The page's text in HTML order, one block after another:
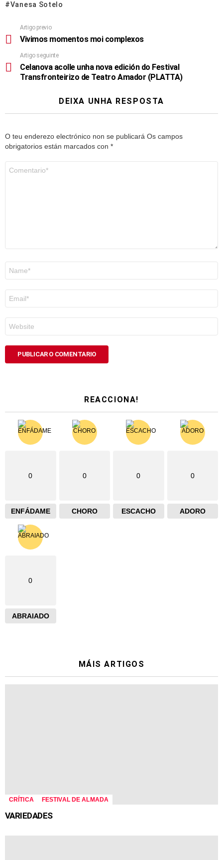
Vanesa Sotelo
Artigo previo
Vivimos momentos moi complexos
Artigo seguinte
Celanova acolle unha nova edición do Festival
Transfronteirizo de Teatro Amador (PLATTA)
DEIXA UNHA RESPOSTA
O teu enderezo electrónico non se publicará Os campos
obrigatorios están marcados con *
electrónico
*
REACCIONA!
0
ENFÁDAME
0
CHORO
0
ESCACHO
0
ADORO
0
ABRAIADO
MÁIS ARTIGOS
CRÍTICA FESTIVAL DE ALMADA
VARIEDADES